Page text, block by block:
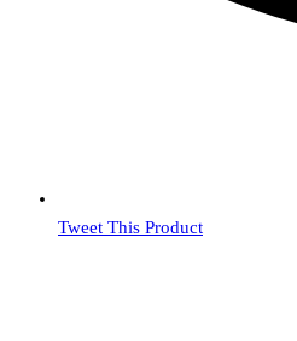
Tweet This Product